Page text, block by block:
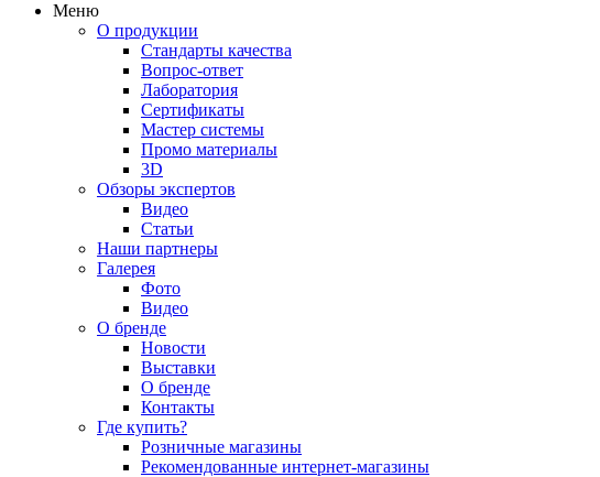
Меню
О продукции
Стандарты качества
Вопрос-ответ
Лаборатория
Сертификаты
Мастер системы
Промо материалы
3D
Обзоры экспертов
Видео
Статьи
Наши партнеры
Галерея
Фото
Видео
О бренде
Новости
Выставки
О бренде
Контакты
Где купить?
Розничные магазины
Рекомендованные интернет-магазины